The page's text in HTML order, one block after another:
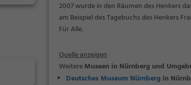
2007 wurde in den Räumen des Henkers
am Beispiel des Tagebuchs des Henkers
Für Alle.
Quelle anzeigen
WeitereMuseen in Nürnberg und
Deutsches Museum Nürnberg in